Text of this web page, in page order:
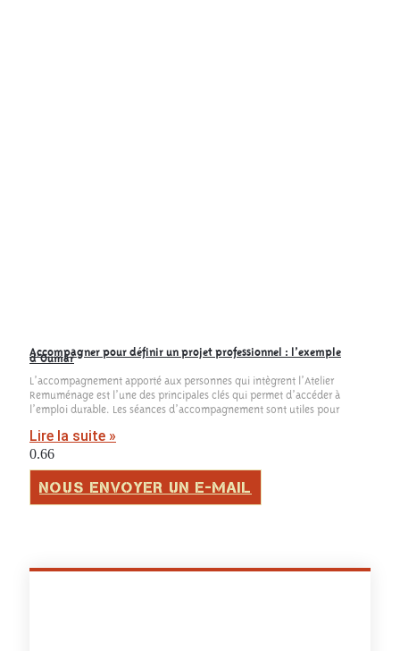
Accompagner pour définir un projet professionnel : l’exemple
d’Oumar
L’accompagnement apporté aux personnes qui intègrent l’Atelier
Remuménage est l’une des principales clés qui permet d’accéder à
l’emploi durable. Les séances d’accompagnement sont utiles pour
Lire la suite »
nous envoyer un e-mail